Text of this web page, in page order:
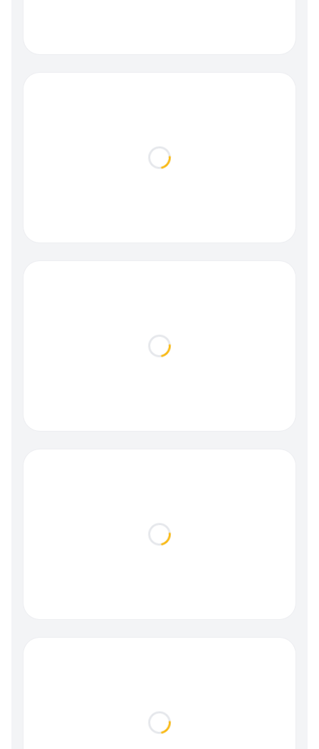
Loading...
Loading...
Loading...
Loading...